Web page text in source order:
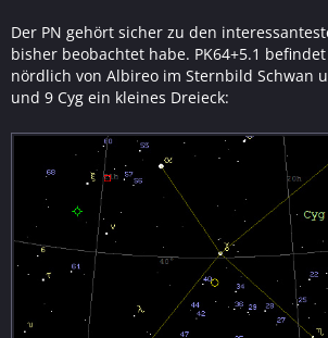
Der PN gehört sicher zu den
bisher beobachtet habe. PK64+5.1
nördlich von Albireo im Sternbild Schwan
und 9 Cyg ein kleines Dreieck: